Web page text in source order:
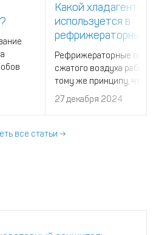
из
это
Какой хладагент
используется в
рефрижераторных
осушителях
Рефрижераторные
сжатого воздуха
тому же принципу, что и
холодильные установки.
значит, что в системе
хладагент.
27 декабря 2024
все статьи →